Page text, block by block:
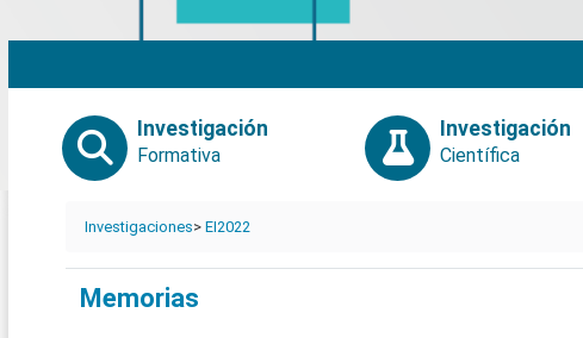
Investigación
Formativa
Investigación
Científica
Investigaciones> EI2022
Memorias